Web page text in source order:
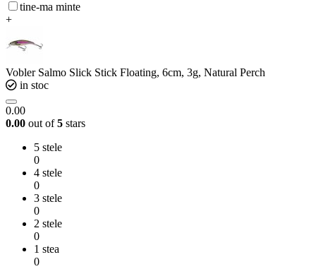
tine-ma minte
+
Vobler Salmo Slick Stick Floating, 6cm, 3g, Natural Perch
in stoc
0.00
0.00 out of5 stars
5 stele
0
4 stele
0
3 stele
0
2 stele
0
1 stea
0